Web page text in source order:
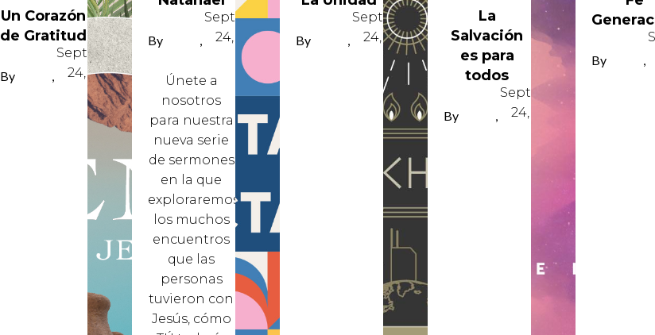
Un Corazón
de Gratitud
By ,
September
24, 2024
By ,
September
24, 2024
Únete a
nosotros
para nuestra
nueva serie
de sermones
en la que
exploraremos
los muchos
encuentros
que las
personas
tuvieron con
Jesús, cómo
By ,
September
24, 2024
La
Salvación
es para
todos
By ,
September
24, 2024
By ,